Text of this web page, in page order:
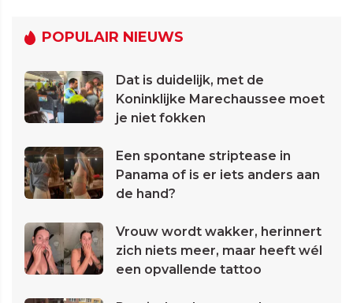
POPULAIR NIEUWS
Dat is duidelijk, met de
Koninklijke Marechaussee moet
je niet fokken
Een spontane striptease in
Panama of is er iets anders aan
de hand?
Vrouw wordt wakker, herinnert
zich niets meer, maar heeft wél
een opvallende tattoo